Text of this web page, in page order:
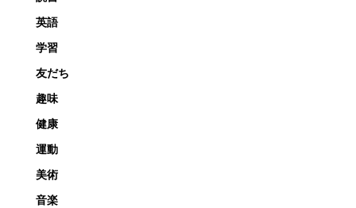
英語
学習
友だち
趣味
健康
運動
美術
音楽